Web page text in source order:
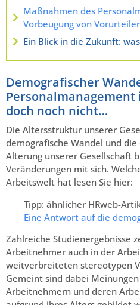
Maßnahmen des
Vorbeugung von
Ein Blick in die Zukunft:
Demografischer
Personalmanagement
doch noch nicht…
Die Altersstruktur unserer
demografische Wandel und
Alterung unserer Gesellschaft
Veränderungen mit sich.
Arbeitswelt hat lesen Sie hier:
Tipp: ähnlicher HRweb-
Eine Antwort auf die
Zahlreiche Studienergebnisse
Arbeitnehmer auch in der
weitverbreiteten stereotypen
Gemeint sind dabei
Arbeitnehmern und deren